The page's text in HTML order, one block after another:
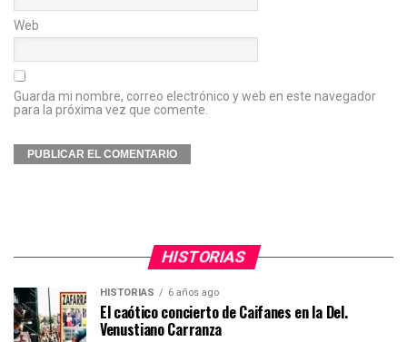
Web
Guarda mi nombre, correo electrónico y web en este navegador
para la próxima vez que comente.
HISTORIAS
HISTORIAS 6 años ago
El caótico concierto de Caifanes en la Del.
Venustiano Carranza